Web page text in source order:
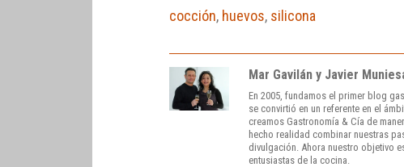
cocción, huevos, silicona
Mar Gavilán y Javier
En 2005, fundamos el primer blog
se convirtió en un referente en el
creamos Gastronomía & Cía de
hecho realidad combinar nuestras
divulgación. Ahora nuestro objetivo
entusiastas de la cocina.